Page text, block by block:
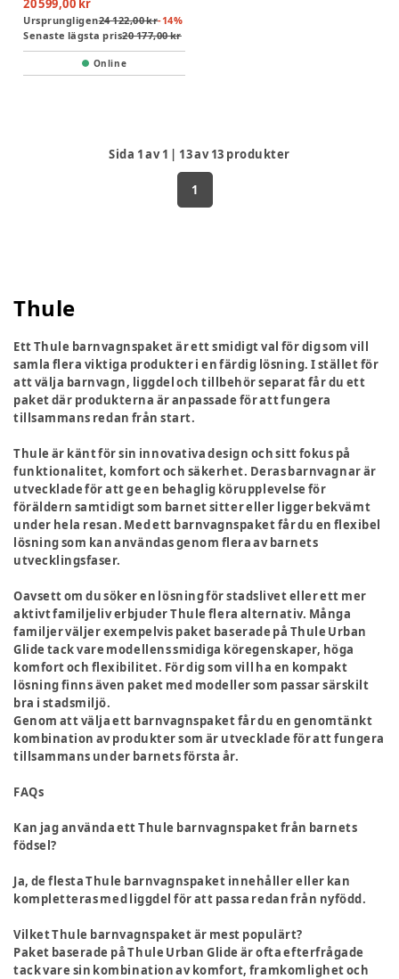
20 599,00 kr
Ursprungligen24 122,00 kr-14%
Senaste lägsta pris20 177,00 kr
Online
Sida 1av1 | 13av13 produkter
1
Thule
Ett Thule barnvagnspaket är ett smidigt val för dig som vill
samla flera viktiga produkter i en färdig lösning. I stället för
att välja barnvagn, liggdel och tillbehör separat får du ett
paket där produkterna är anpassade för att fungera
tillsammans redan från start.
Thule är känt för sin innovativa design och sitt fokus på
funktionalitet, komfort och säkerhet. Deras barnvagnar är
utvecklade för att ge en behaglig körupplevelse för
föräldern samtidigt som barnet sitter eller ligger bekvämt
under hela resan. Med ett barnvagnspaket får du en flexibel
lösning som kan användas genom flera av barnets
utvecklingsfaser.
Oavsett om du söker en lösning för stadslivet eller ett mer
aktivt familjeliv erbjuder Thule flera alternativ. Många
familjer väljer exempelvis paket baserade på Thule Urban
Glide tack vare modellens smidiga köregenskaper, höga
komfort och flexibilitet. För dig som vill ha en kompakt
lösning finns även paket med modeller som passar särskilt
bra i stadsmiljö.
Genom att välja ett barnvagnspaket får du en genomtänkt
kombination av produkter som är utvecklade för att fungera
tillsammans under barnets första år.
FAQs
Kan jag använda ett Thule barnvagnspaket från barnets
födsel?
Ja, de flesta Thule barnvagnspaket innehåller eller kan
kompletteras med liggdel för att passa redan från nyfödd.
Vilket Thule barnvagnspaket är mest populärt?
Paket baserade på Thule Urban Glide är ofta efterfrågade
tack vare sin kombination av komfort, framkomlighet och